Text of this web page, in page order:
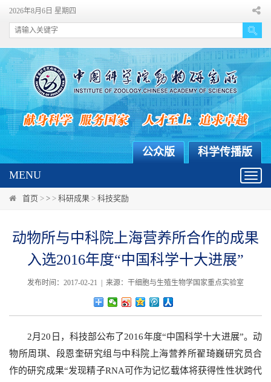
2026年8月6日 星期四
科学传播版
公众版
MENU
首页 > > > 科研成果 > 科技奖励
动物所与中科院上海营养所合作的成果
入选2016年度“中国科学十大进展”
发布时间：2017-02-21 | 来源：干细胞与生殖生物学国家重点实验室
2月20日，科技部公布了2016年度“中国科学十大进展”。动
物所周琪、段恩奎研究组与中科院上海营养所翟琦巍研究员合
作的研究成果“发现精子RNA可作为记忆载体将获得性性状跨代